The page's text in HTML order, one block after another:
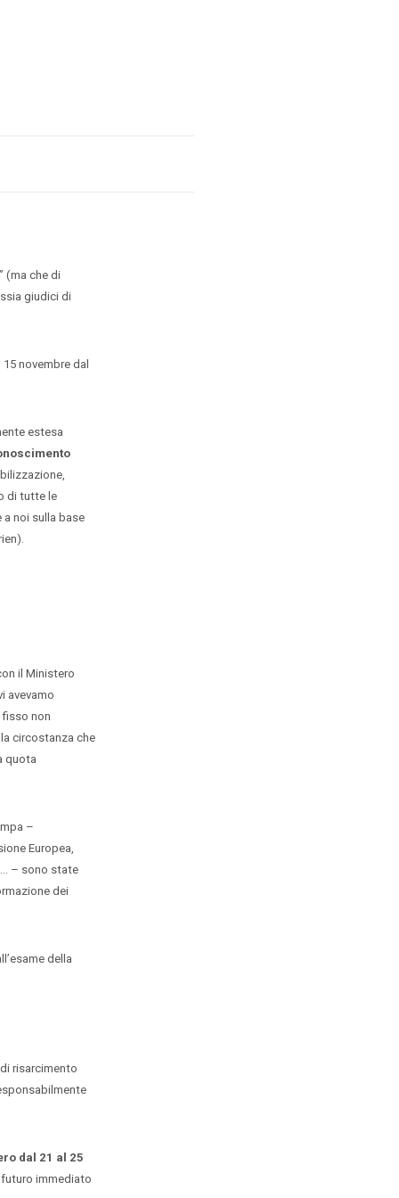
(ma che di
giudici di
novembre dal
estesa
di tutte le
noi sulla base
il Ministero
avevamo
fisso non
circostanza che
quota
–
Europea,
– sono state
dei
della
risarcimento
dal 21 al 25
immediato